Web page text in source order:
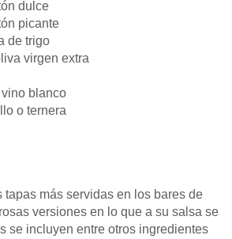
dulce
picante
de trigo
virgen extra
blanco
o ternera
tapas más servidas en los bares de
versiones en lo que a su salsa se
se incluyen entre otros ingredientes